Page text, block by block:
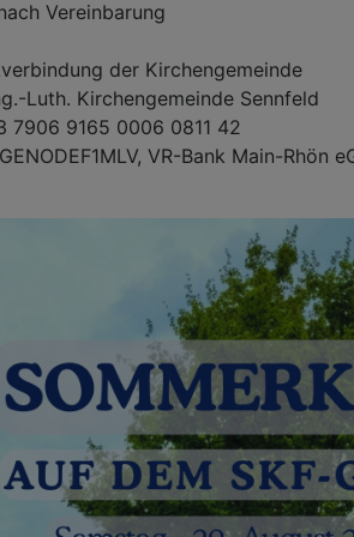
Vereinbarung
der Kirchengemeinde
Luth. Kirchengemeinde Sennfeld
7906 9165 0006 0811 42
VR-Bank Main-Rhön